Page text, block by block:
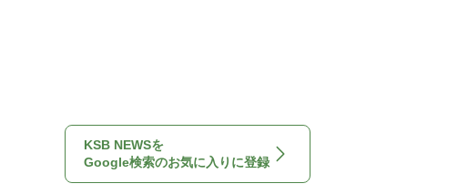
KSB NEWSを
Google検索のお気に入りに登録